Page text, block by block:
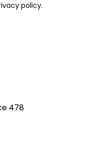
policy.
478